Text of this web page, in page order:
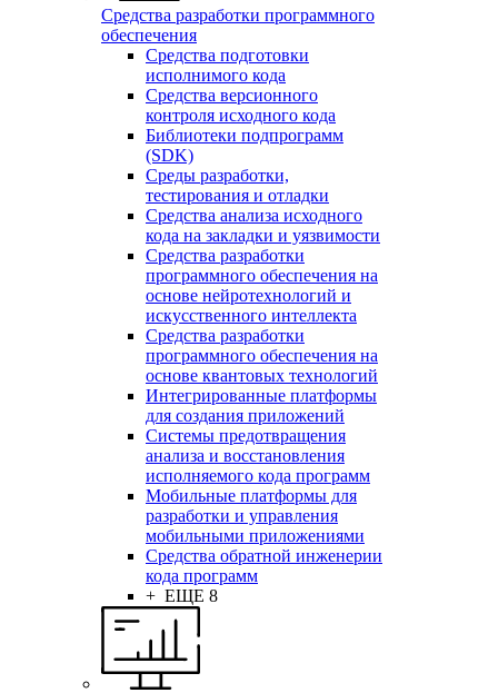
Средства разработки программного
обеспечения
Средства подготовки
исполнимого кода
Средства версионного
контроля исходного кода
Библиотеки подпрограмм
(SDK)
Среды разработки,
тестирования и отладки
Средства анализа исходного
кода на закладки и уязвимости
Средства разработки
программного обеспечения на
основе нейротехнологий и
искусственного интеллекта
Средства разработки
программного обеспечения на
основе квантовых технологий
Интегрированные платформы
для создания приложений
Системы предотвращения
анализа и восстановления
исполняемого кода программ
Мобильные платформы для
разработки и управления
мобильными приложениями
Средства обратной инженерии
кода программ
+ ЕЩЕ 8